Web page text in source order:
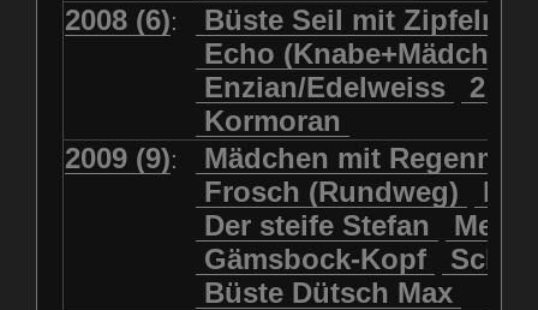
2008 (6):
Büste Seil mit
Echo
Enzian/Edelweiss
2
Kormoran
2009 (9):
Mädchen mit
Frosch (Rundweg)
Der steife Stefan
Gämsbock-Kopf
Büste Dütsch Max